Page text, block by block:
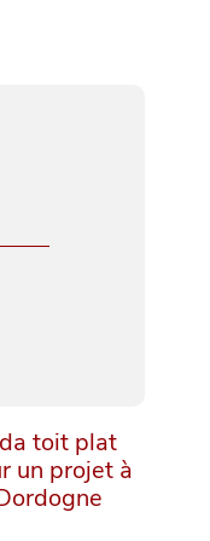
toit plat
un projet à